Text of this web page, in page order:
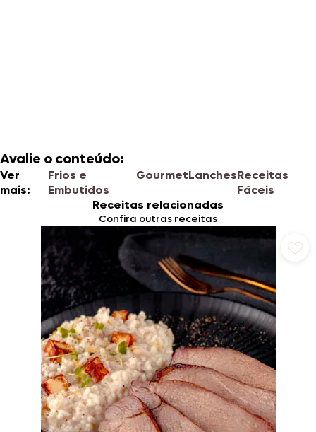
Avalie o conteúdo:
Ver
mais:
Frios e
Embutidos
GourmetLanchesReceitas
Fáceis
Receitas relacionadas
Confira outras receitas